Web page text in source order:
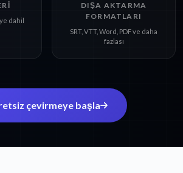
dahil
DIŞA AKTARMA
FORMATLARI
SRT, VTT, Word, PDF ve daha
fazlası
çevirmeye başla